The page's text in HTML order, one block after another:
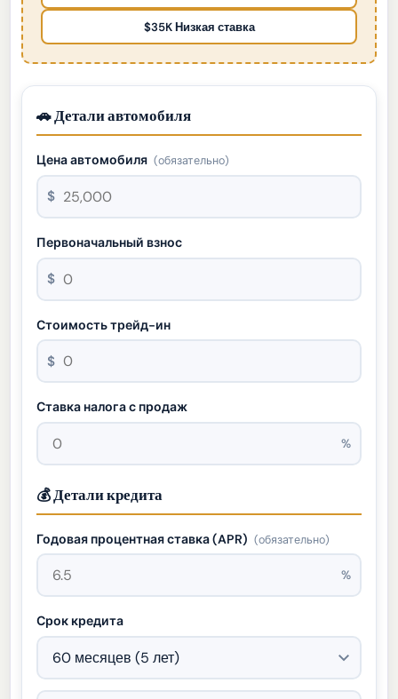
$35K Низкая ставка
🚗 Детали автомобиля
Цена автомобиля (обязательно)
$
Первоначальный взнос
$
Стоимость трейд-ин
$
Ставка налога с продаж
%
💰 Детали кредита
Годовая процентная ставка (APR) (обязательно)
%
Срок кредита